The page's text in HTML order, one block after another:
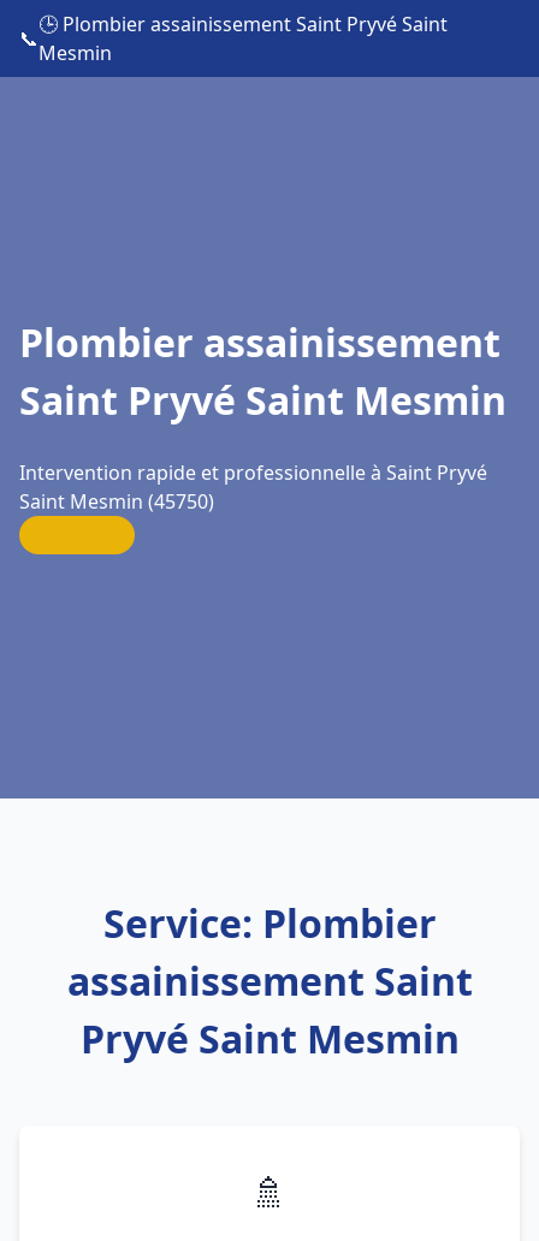
📞
🕒 Plombier assainissement Saint Pryvé Saint
Mesmin
Plombier assainissement
Saint Pryvé Saint Mesmin
Intervention rapide et professionnelle à Saint Pryvé
Saint Mesmin (45750)
Service: Plombier
assainissement Saint
Pryvé Saint Mesmin
🚿